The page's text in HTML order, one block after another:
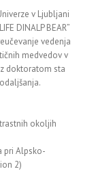
v Ljubljani
DINALP BEAR”
vedenja
medvedov v
doktoratom sta
okoljih
pri Alpsko-
2)